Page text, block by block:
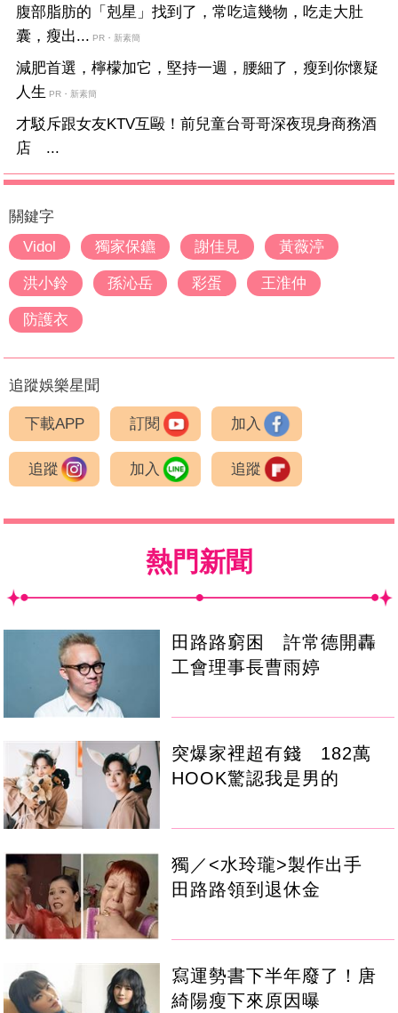
腹部脂肪的「剋星」找到了，常吃這幾物，吃走大肚
囊，瘦出... PR・新素簡
減肥首選，檸檬加它，堅持一週，腰細了，瘦到你懷疑
人生 PR・新素簡
才駁斥跟女友KTV互毆！前兒童台哥哥深夜現身商務酒
店 ...
關鍵字
Vidol
獨家保鑣 謝佳見 黃薇渟
洪小鈴 孫沁岳 彩蛋 王淮仲
防護衣
追蹤娛樂星聞
下載APP 訂閱 加入
追蹤 加入 追蹤
熱門新聞
田路路窮困 許常德開轟
工會理事長曹雨婷
突爆家裡超有錢 182萬
HOOK驚認我是男的
獨／<水玲瓏>製作出手
田路路領到退休金
寫運勢書下半年廢了！唐
綺陽瘦下來原因曝